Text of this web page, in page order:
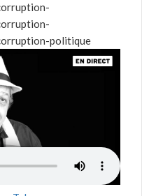
politique